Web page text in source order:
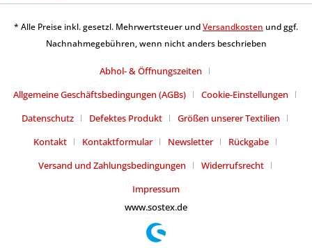
* Alle Preise inkl. gesetzl. Mehrwertsteuer undVersandkosten und ggf.
Nachnahmegebühren, wenn nicht anders beschrieben
Abhol- & Öffnungszeiten
Allgemeine Geschäftsbedingungen (AGBs)
Cookie-Einstellungen
Datenschutz
Defektes Produkt
Größen unserer Textilien
Kontakt
Kontaktformular Newsletter
Rückgabe
Versand und Zahlungsbedingungen
Widerrufsrecht
Impressum
www.sostex.de